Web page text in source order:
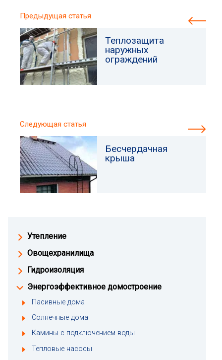
Утепление
Овощехранилища
Гидроизоляция
Энергоэффективное домостроение
Пасивные дома
Солнечные дома
Камины с подключением воды
Тепловые насосы
Предыдущая статья
Теплозащита
наружных
ограждений
Следующая статья
Бесчердачная
крыша